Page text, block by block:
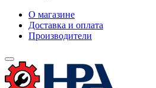
О магазине
Доставка и оплата
Производители